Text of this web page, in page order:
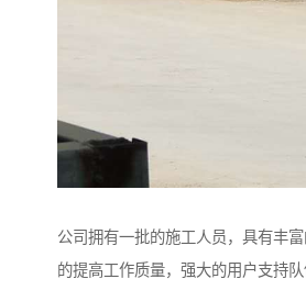
公司拥有一批的施工人员，具有丰
的提高工作质量，强大的用户支持